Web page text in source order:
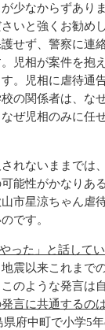
少なからずあり
いと強くお勧め
せず、警察に連
児相が案件を抱
。児相に虐待通
の関係者は、な
ぜ児相のみに任
れないままでは
能性がかなりあ
市星涼ちゃん虐
です。
った」と話して
震以来これまで
のような発言は
言に共通するの
県府中町で小学5